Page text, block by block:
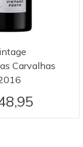
Carvalhas